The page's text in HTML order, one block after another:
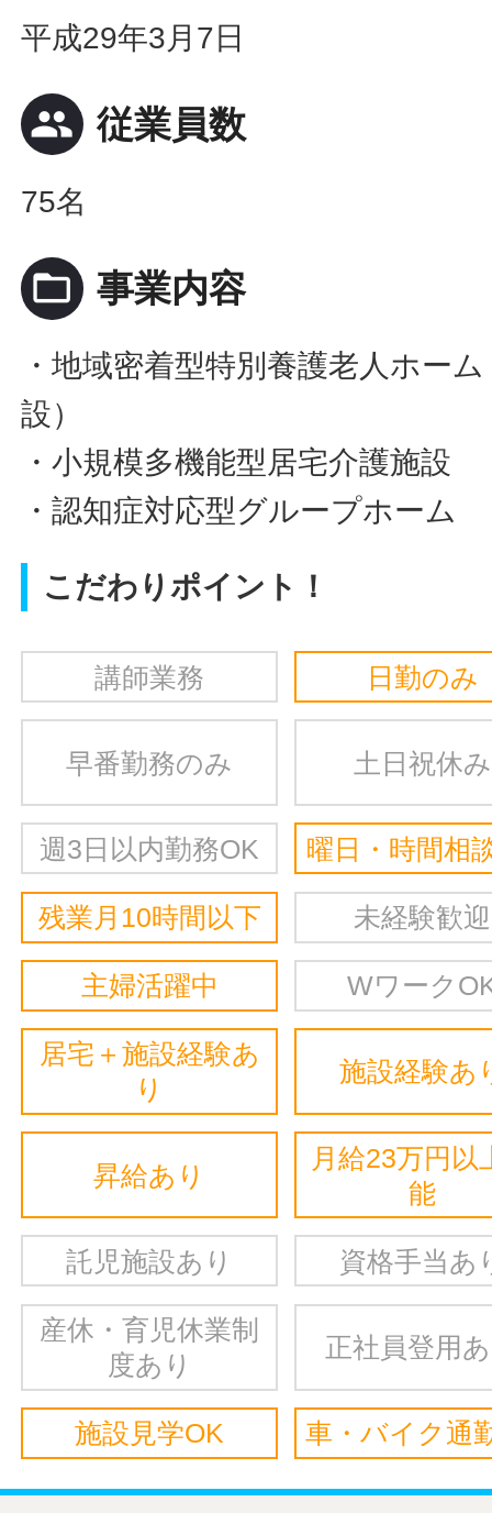
平成29年3月7日
people 従業員数
75名
folder_open 事業内容
・地域密着型特別養護老人ホー
設）
・小規模多機能型居宅介護施設
・認知症対応型グループホーム
こだわりポイント！
講師業務 日勤のみ
早番勤務のみ 土日祝休み
週3日以内勤務OK 曜日・時間相
残業月10時間以下 未経験歓迎
主婦活躍中 Wワーク
居宅＋施設経験あ
り
施設経験あ
昇給あり
月給23万円以
能
託児施設あり 資格手当あ
産休・育児休業制
度あり
正社員登用
施設見学OK 車・バイク通